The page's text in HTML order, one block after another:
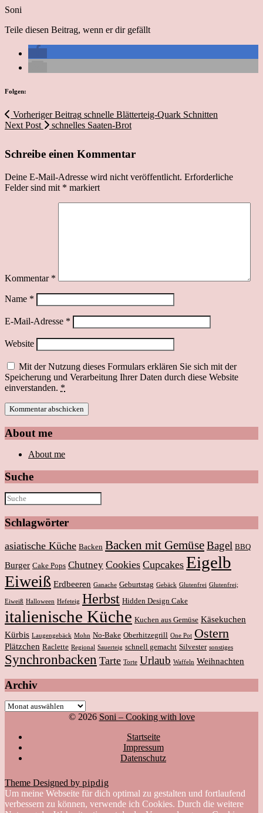
Soni
Teile diesen Beitrag, wenn er dir gefällt
Folgen:
Vorheriger Beitrag schnelle Blätterteig-Quark Schnitten
Next Post
schnelles Saaten-Brot
Schreibe einen Kommentar
Deine E-Mail-Adresse wird nicht veröffentlicht. Erforderliche
Felder sind mit * markiert
Kommentar *
Name *
E-Mail-Adresse *
Website
Mit der Nutzung dieses Formulars erklären Sie sich mit der
Speicherung und Verarbeitung Ihrer Daten durch diese Website
einverstanden. *
About me
About me
Suche
Schlagwörter
asiatische Küche Backen Backen mit GemüseBagel BBQ
Burger Cake Pops Chutney Cookies Cupcakes Eigelb
Eiweiß Erdbeeren Ganache Geburtstag Gebäck Glutenfrei Glutenfrei;
Eiweiß Halloween Hefeteig Herbst Hidden Design Cake
italienische Küche Kuchen aus Gemüse Käsekuchen
Kürbis Laugengebäck Mohn No-Bake Oberhitzegrill One Pot Ostern
Plätzchen Raclette Regional Sauerteig schnell gemacht Silvester sonstiges
Synchronbacken Tarte Torte Urlaub Waffeln Weihnachten
Archiv
Archiv
© 2026 Soni – Cooking with love
Startseite
Impressum
Datenschutz
Theme Designed by pipdig
Um meine Webseite für dich optimal zu gestalten und fortlaufend
verbessern zu können, verwende ich Cookies. Durch die weitere